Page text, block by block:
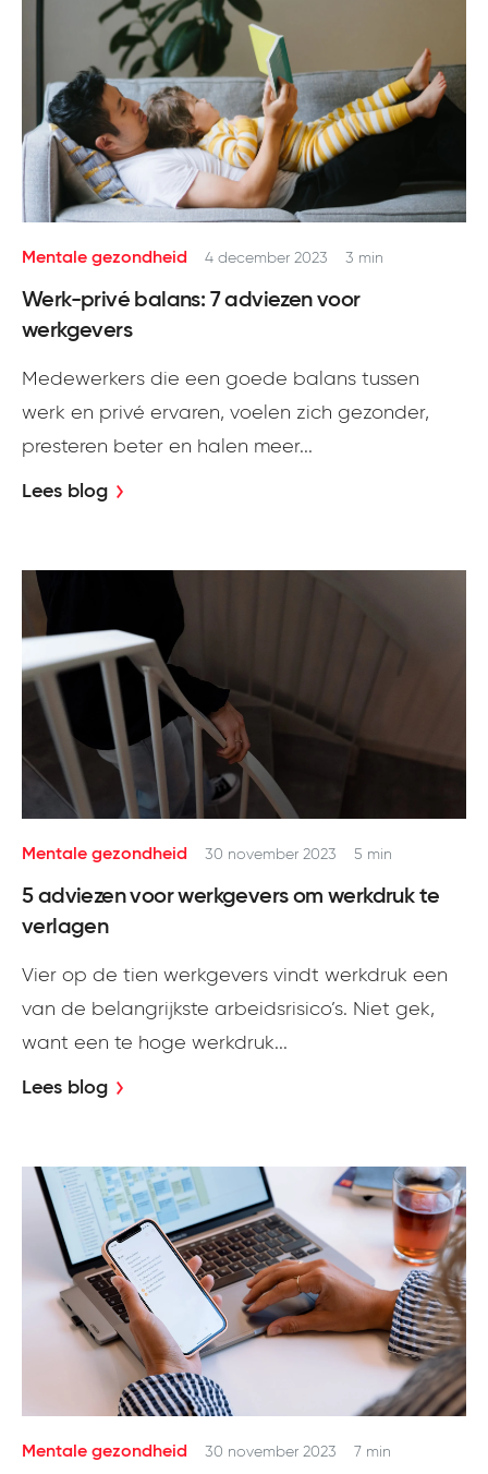
Mentale gezondheid 4 december 2023 3 min
Werk-privé balans: 7 adviezen voor
werkgevers
Medewerkers die een goede balans tussen
werk en privé ervaren, voelen zich gezonder,
presteren beter en halen meer...
Lees blog
Mentale gezondheid 30 november 2023 5 min
5 adviezen voor werkgevers om werkdruk te
verlagen
Vier op de tien werkgevers vindt werkdruk een
van de belangrijkste arbeidsrisico’s. Niet gek,
want een te hoge werkdruk...
Lees blog
Mentale gezondheid 30 november 2023 7 min